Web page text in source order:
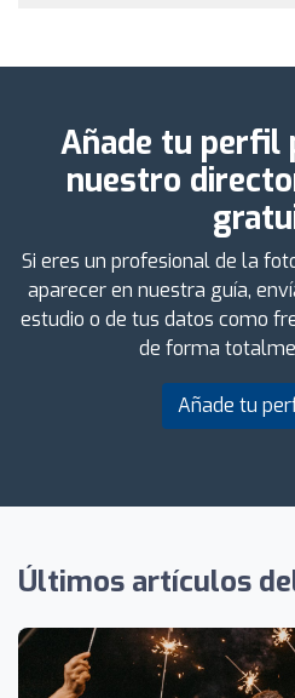
Añade tu perfil
nuestro
Si eres un profesional de la
aparecer en nuestra guía,
estudio o de tus datos como
de forma
Añade tu
Últimos artículos